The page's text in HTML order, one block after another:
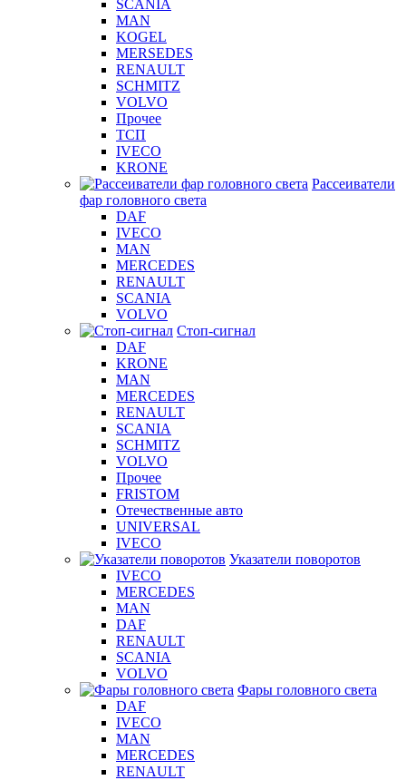
SCANIA
MAN
KOGEL
MERSEDES
RENAULT
SCHMITZ
VOLVO
Прочее
ТСП
IVECO
KRONE
Рассеиватели
фар головного света
DAF
IVECO
MAN
MERCEDES
RENAULT
SCANIA
VOLVO
Стоп-сигнал
DAF
KRONE
MAN
MERCEDES
RENAULT
SCANIA
SCHMITZ
VOLVO
Прочее
FRISTOM
Отечественные авто
UNIVERSAL
IVECO
Указатели поворотов
IVECO
MERCEDES
MAN
DAF
RENAULT
SCANIA
VOLVO
Фары головного света
DAF
IVECO
MAN
MERCEDES
RENAULT